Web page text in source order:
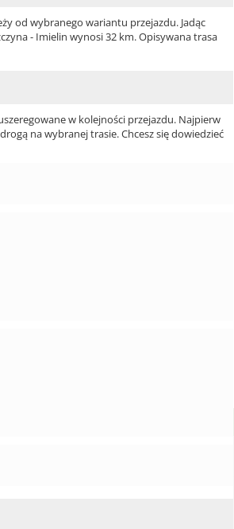
od wybranego wariantu przejazdu. Jadąc
- Imielin wynosi 32 km. Opisywana trasa
w kolejności przejazdu. Najpierw
na wybranej trasie. Chcesz się dowiedzieć